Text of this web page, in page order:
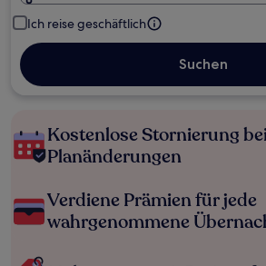
Ich reise geschäftlich
Suchen
Kostenlose Stornierung
Planänderungen
Verdiene Prämien für jede
wahrgenommene